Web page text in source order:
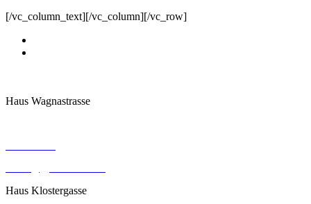
[/vc_column_text][/vc_column][/vc_row]
Haus Wagnastrasse
Haus Klostergasse